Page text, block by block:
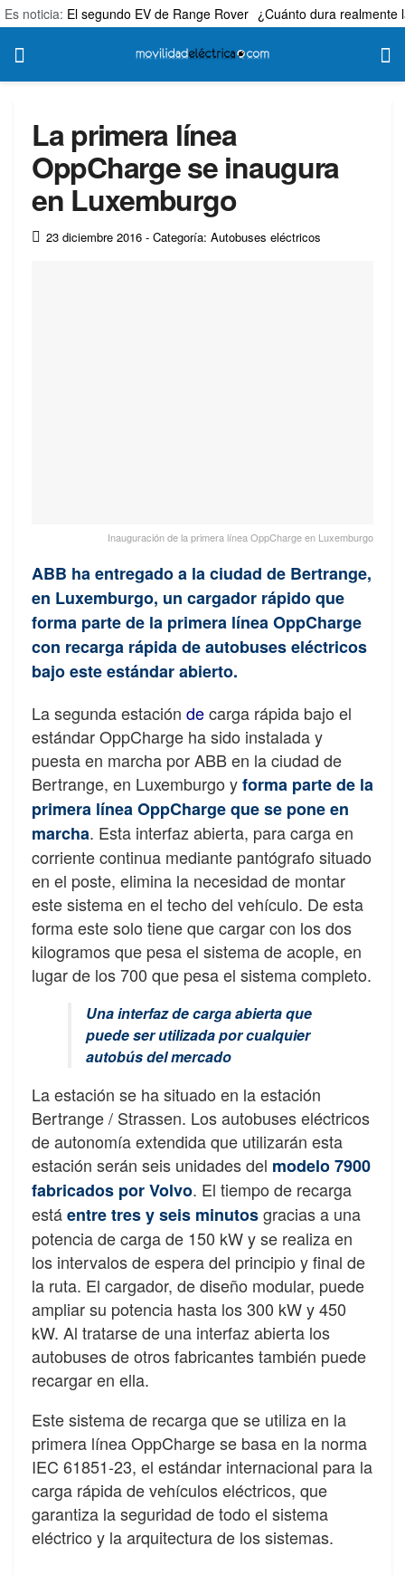
Es noticia: El segundo EV de Range Rover ¿Cuánto dura realmente
La primera línea
OppCharge se inaugura
en Luxemburgo
23 diciembre 2016 - Categoría: Autobuses eléctricos
Inauguración de la primera línea OppCharge en Luxemburgo
ABB ha entregado a la ciudad de Bertrange,
en Luxemburgo, un cargador rápido que
forma parte de la primera línea OppCharge
con recarga rápida de autobuses eléctricos
bajo este estándar abierto.
La segunda estación decarga rápida bajo el
estándar OppCharge ha sido instalada y
puesta en marcha por ABB en la ciudad de
Bertrange, en Luxemburgo yforma parte de la
primera línea OppCharge que se pone en
marcha. Esta interfaz abierta, para carga en
corriente continua mediante pantógrafo situado
en el poste, elimina la necesidad de montar
este sistema en el techo del vehículo. De esta
forma este solo tiene que cargar con los dos
kilogramos que pesa el sistema de acople, en
lugar de los 700 que pesa el sistema completo.
Una interfaz de carga abierta que
puede ser utilizada por cualquier
autobús del mercado
La estación se ha situado en la estación
Bertrange / Strassen. Los autobuses eléctricos
de autonomía extendida que utilizarán esta
estación serán seis unidades del modelo 7900
fabricados por Volvo. El tiempo de recarga
estáentre tres y seis minutosgracias a una
potencia de carga de 150 kW y se realiza en
los intervalos de espera del principio y final de
la ruta. El cargador, de diseño modular, puede
ampliar su potencia hasta los 300 kW y 450
kW. Al tratarse de una interfaz abierta los
autobuses de otros fabricantes también puede
recargar en ella.
Este sistema de recarga que se utiliza en la
primera línea OppCharge se basa en la norma
IEC 61851-23, el estándar internacional para la
carga rápida de vehículos eléctricos, que
garantiza la seguridad de todo el sistema
eléctrico y la arquitectura de los sistemas.